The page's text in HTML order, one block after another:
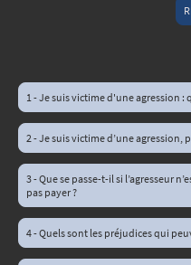
1 - Je suis victime d'une agression :
2 - Je suis victime d’une agression,
3 - Que se passe-t-il si l’agresseur
pas payer ?
4 - Quels sont les préjudices qui